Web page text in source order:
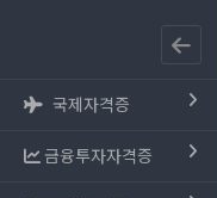
국제자격증
금융투자자격증